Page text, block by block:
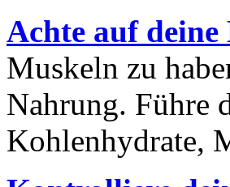
Achte auf
Muskeln zu
Nahrung. Führe
Kohlenhydrate,